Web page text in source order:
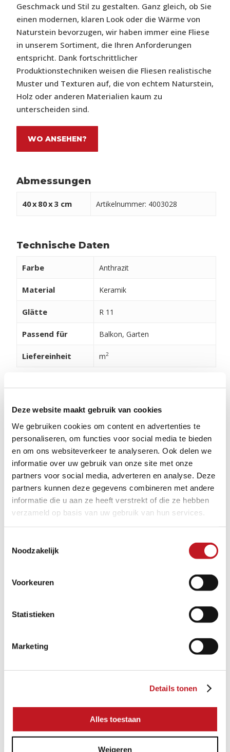
Deze website maakt gebruik van cookies
We gebruiken cookies om content en advertenties te
personaliseren, om functies voor social media te bieden
en om ons websiteverkeer te analyseren. Ook delen we
informatie over uw gebruik van onze site met onze
partners voor social media, adverteren en analyse. Deze
partners kunnen deze gegevens combineren met andere
informatie die u aan ze heeft verstrekt of die ze hebben
verzameld op basis van uw gebruik van hun services.
Noodzakelijk
Voorkeuren
Statistieken
Marketing
Details tonen
Alles toestaan
Weigeren
Geschmack und Stil zu gestalten. Ganz gleich, ob Sie
einen modernen, klaren Look oder die Wärme von
Naturstein bevorzugen, wir haben immer eine Fliese
in unserem Sortiment, die Ihren Anforderungen
entspricht. Dank fortschrittlicher
Produktionstechniken weisen die Fliesen realistische
Muster und Texturen auf, die von echtem Naturstein,
Holz oder anderen Materialien kaum zu
unterscheiden sind.
WO ANSEHEN?
Abmessungen
40x80x3 cm Artikelnummer: 4003028
Technische Daten
Farbe Anthrazit
Material Keramik
Glätte R 11
Passend für Balkon, Garten
Liefereinheit m2
Verarbeitung und Pflege
Damit Ihre Produkte lange schön aussehen, ist die
richtige Pflege wichtig. Klicken Sie dazu auf den
Button unten, um unsere Tipps, Videos und Hinweise
zu erhalten. Verschiedene Installationsbeispiele
finden Sie hier.
VERARBEITUNG UND PFLEGE
ÄHNLICHE PRODUKTE 1/1